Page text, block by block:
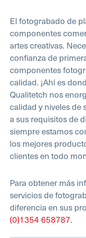
El fotograbado de
componentes
artes creativas.
confianza de
componentes
calidad. ¡Ahí es
Qualitetch nos
calidad y niveles de
a sus requisitos de
siempre estamos
los mejores
clientes en todo
Para obtener más
servicios de
diferencia en sus
(0)1354 658787.